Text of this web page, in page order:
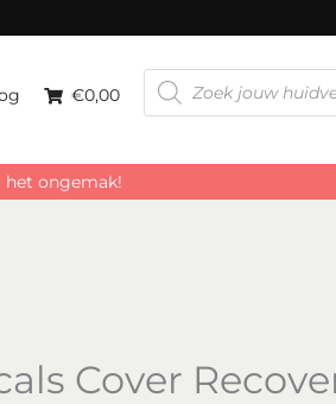
€0,00
Producten
zoeken
het ongemak!
Cover